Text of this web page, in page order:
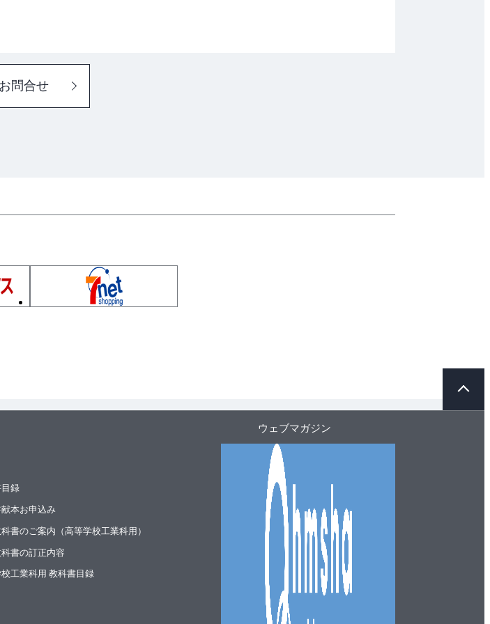
問合せ
録
本お申込み
書のご案内（高等学校工業科用）
書の訂正内容
工業科用 教科書目録
ウェブマガジン